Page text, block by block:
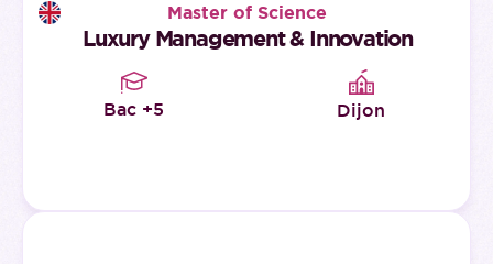
Master of Science
Luxury Management & Innovation
Bac +5 Dijon